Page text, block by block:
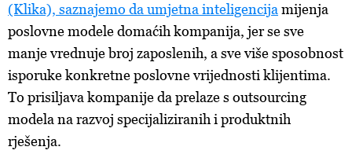
(Klika), saznajemo da umjetna inteligencija mijenja
poslovne modele domaćih kompanija, jer se sve
manje vrednuje broj zaposlenih, a sve više sposobnost
isporuke konkretne poslovne vrijednosti klijentima.
To prisiljava kompanije da prelaze s outsourcing
modela na razvoj specijaliziranih i produktnih
rješenja.